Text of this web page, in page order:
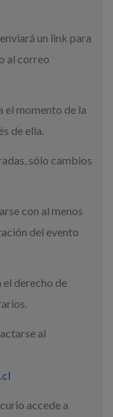
un link para
al correo
el momento de la
de ella.
sólo cambios
con al menos
del evento
el derecho de
al
accede a